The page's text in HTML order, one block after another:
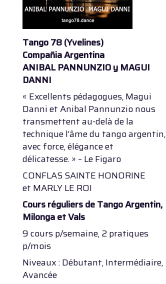
Tango 78 (Yvelines)
Compañia Argentina
ANIBAL PANNUNZIO y MAGUI
DANNI
« Excellents pédagogues, Magui
Danni et Anibal Pannunzio nous
transmettent au-delà de la
technique l’âme du tango argentin,
avec force, élégance et
délicatesse. » – Le Figaro
CONFLAS SAINTE HONORINE
et MARLY LE ROI
Cours réguliers de Tango Argentin,
Milonga et Vals
9 cours p/semaine, 2 pratiques
p/mois
Niveaux : Débutant, Intermédiaire,
Avancée